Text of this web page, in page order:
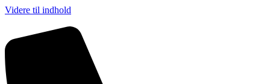
Videre til indhold